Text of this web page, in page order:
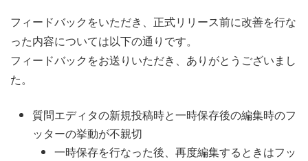
フィードバックをいただき、正式リリース前に改善を行な
った内容については以下の通りです。
フィードバックをお送りいただき、ありがとうございまし
た。
質問エディタの新規投稿時と一時保存後の編集時のフ
ッターの挙動が不親切
一時保存を行なった後、再度編集するときはフッ